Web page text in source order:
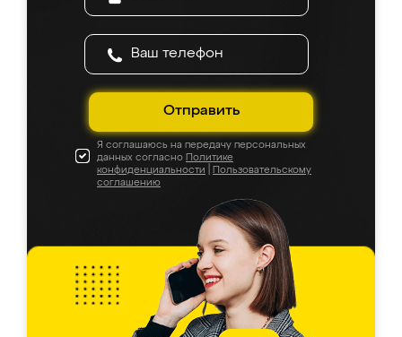
Отправить
Я соглашаюсь на передачу персональных
данных согласно Политике
конфиденциальности
Пользовательскому
соглашению